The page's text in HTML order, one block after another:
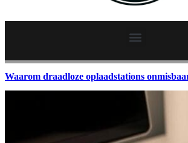
Waarom draadloze oplaadstations